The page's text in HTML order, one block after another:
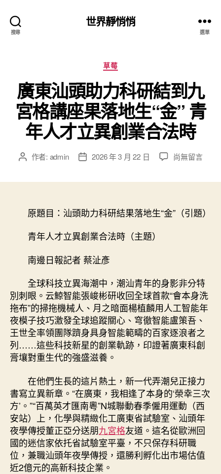
搜尋
世界靜悄悄
選單
分
類
草莓
廣東汕頭助力科研結到九
宮格講座果落地生“金” 青
年人才立異創業合法時
文 作者: admin
文
期
2026 年 3 月 22 日
在
助
宮
格
講
座
果
落
地
青
年
人
才
立
異
創
業
尚無留言
原題目：汕頭助力科研結果落地生“金”（引題）
青年人才立異創業合法時（主題）
南邊日報記者 蔡沚彥
全球科技立異海潮中，潮汕青年的身影非分特
別刺眼。云鯨智能張峻彬研收回全球首款“會本身洗
拖布”的掃拖機械人、月之暗面楊植麟用人工智能年
夜模子技巧激發全球追蹤關心、穹徹智能盧策吾、
王世全率領團隊躋身具身智能範疇的百家逐浪者之
列……這些科技新星的創業軌跡，印證著廣東科創
膏壤對重生代的強盛滋養。
在他們生長的這片熱土，新一代弄潮兒正接力
書寫立異新章。“在廣東，我相逢了本身的‘榮幸三次
方’。”“百萬英才匯南粵”N城聯動春季僱用運動（西
安站）上，化學與精緻化工廣東省試驗室、汕頭年
夜學傳授董正亞分送朋九宮格友道。這名從歐洲回
國的迷信家依托省試驗室平臺，不只保存科研職
位，兼職汕頭年夜學傳授，還勝利孵化出市場估值
近2億元的高新科技企業。